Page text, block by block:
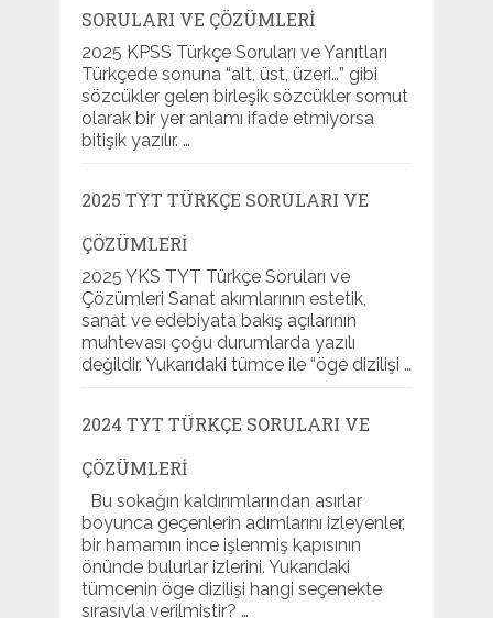
SORULARI VE ÇÖZÜMLERI
2025 KPSS Türkçe Soruları ve Yanıtları
Türkçede sonuna “alt, üst, üzeri…” gibi
sözcükler gelen birleşik sözcükler somut
olarak bir yer anlamı ifade etmiyorsa
bitişik yazılır. …
2025 TYT TÜRKÇE SORULARI VE
ÇÖZÜMLERI
2025 YKS TYT Türkçe Soruları ve
Çözümleri Sanat akımlarının estetik,
sanat ve edebiyata bakış açılarının
muhtevası çoğu durumlarda yazılı
değildir. Yukarıdaki tümce ile “öge dizilişi …
2024 TYT TÜRKÇE SORULARI VE
ÇÖZÜMLERI
Bu sokağın kaldırımlarından asırlar
boyunca geçenlerin adımlarını izleyenler,
bir hamamın ince işlenmiş kapısının
önünde bulurlar izlerini. Yukarıdaki
tümcenin öge dizilişi hangi seçenekte
sırasıyla verilmiştir? …